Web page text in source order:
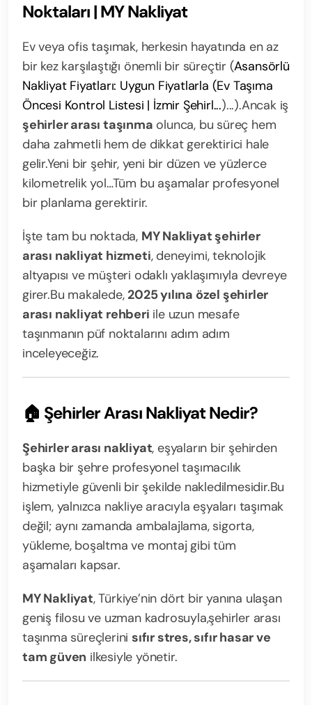
Noktaları | MY Nakliyat
Ev veya ofis taşımak, herkesin hayatında en az
bir kez karşılaştığı önemli bir süreçtir (Asansörlü
Nakliyat Fiyatları: Uygun Fiyatlarla (Ev Taşıma
Öncesi Kontrol Listesi | İzmir Şehirl...)...).Ancak iş
şehirler arası taşınma olunca, bu süreç hem
daha zahmetli hem de dikkat gerektirici hale
gelir.Yeni bir şehir, yeni bir düzen ve yüzlerce
kilometrelik yol…Tüm bu aşamalar profesyonel
bir planlama gerektirir.
İşte tam bu noktada, MY Nakliyat şehirler
arası nakliyat hizmeti, deneyimi, teknolojik
altyapısı ve müşteri odaklı yaklaşımıyla devreye
girer.Bu makalede, 2025 yılına özel şehirler
arası nakliyat rehberi ile uzun mesafe
taşınmanın püf noktalarını adım adım
inceleyeceğiz.
🏠 Şehirler Arası Nakliyat Nedir?
Şehirler arası nakliyat, eşyaların bir şehirden
başka bir şehre profesyonel taşımacılık
hizmetiyle güvenli bir şekilde nakledilmesidir.Bu
işlem, yalnızca nakliye aracıyla eşyaları taşımak
değil; aynı zamanda ambalajlama, sigorta,
yükleme, boşaltma ve montaj gibi tüm
aşamaları kapsar.
MY Nakliyat, Türkiye’nin dört bir yanına ulaşan
geniş filosu ve uzman kadrosuyla,şehirler arası
taşınma süreçlerinisıfır stres, sıfır hasar ve
tam güven ilkesiyle yönetir.